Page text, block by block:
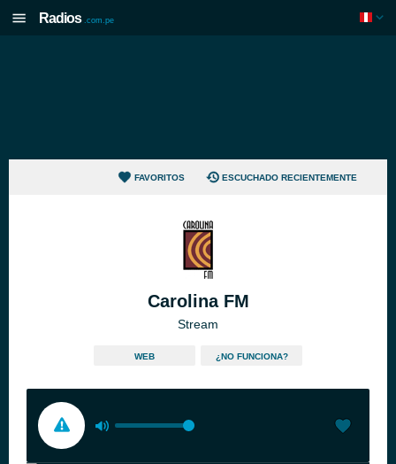
Radios .com.pe
FAVORITOS ESCUCHADO RECIENTEMENTE
Carolina FM
Stream
WEB ¿NO FUNCIONA?